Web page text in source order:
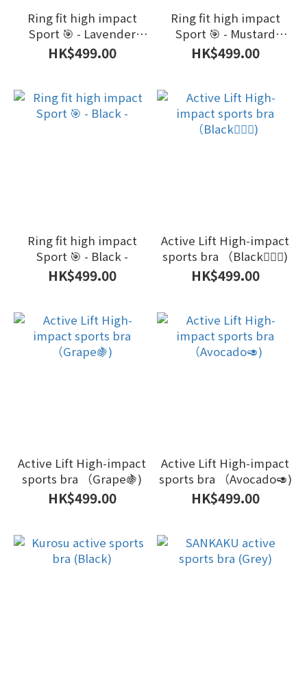
Ring fit high impact
Sport 🎯 - Lavender
Purple -
HK$499.00
Ring fit high impact
Sport 🎯 - Mustard
Yellow -
HK$499.00
Ring fit high impact
Sport 🎯 - Black -
HK$499.00
Active Lift High-impact
sports bra （Black🧘🏿‍♀️)
HK$499.00
Active Lift High-impact
sports bra （Grape🍇)
HK$499.00
Active Lift High-impact
sports bra （Avocado🥑)
HK$499.00